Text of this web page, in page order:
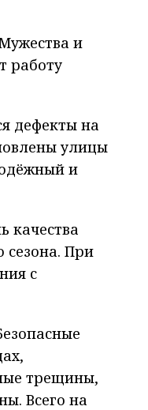
и
работу
дефекты на
улицы
и
качества
сезона. При
с
трещины,
Всего на